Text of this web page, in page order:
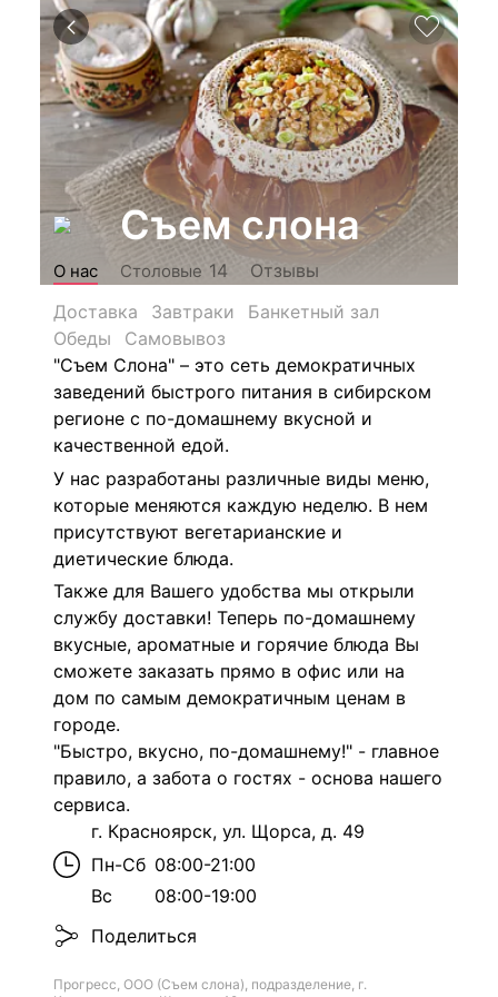
Съем слона
О нас Столовые 14
Отзывы
Доставка
Завтраки
Банкетный зал
Обеды
Самовывоз
"Съем Слона" – это сеть демократичных
заведений быстрого питания в сибирском
регионе с по-домашнему вкусной и
качественной едой.
У нас разработаны различные виды меню,
которые меняются каждую неделю. В нем
присутствуют вегетарианские и
диетические блюда.
Также для Вашего удобства мы открыли
службу доставки! Теперь по-домашнему
вкусные, ароматные и горячие блюда Вы
сможете заказать прямо в офис или на
дом по самым демократичным ценам в
городе.
"Быстро, вкусно, по-домашнему!" - главное
правило, а забота о гостях - основа нашего
сервиса.
г. Красноярск, ул. Щорса, д. 49
Пн-Сб 08:00-21:00
Вс
08:00-19:00
Поделиться
Прогресс, ООО (Съем слона), подразделение, г.